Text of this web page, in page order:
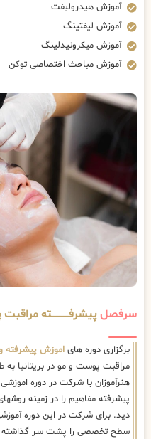
آموزش هیدرولیفت
آموزش لیفتینگ
آموزش میکرونیدلینگ
آموزش مباحث اختصاصی توکن
سرفصلپیشرفــــــــــــته
برگزاری دوره های اموزش پیشرفته
مراقبت پوست و مو در بریتانیا
هنرآموزان با شرکت در دوره
پیشرفته مفاهیم را در زمینه
دید. برای شرکت در این دوره
سطح تخصصی را پشت سر گذاشته